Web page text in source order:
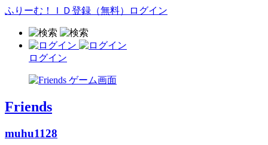
ふりーむ！ＩＤ登録（無料） ログイン
ログイン
Friends
muhu1128